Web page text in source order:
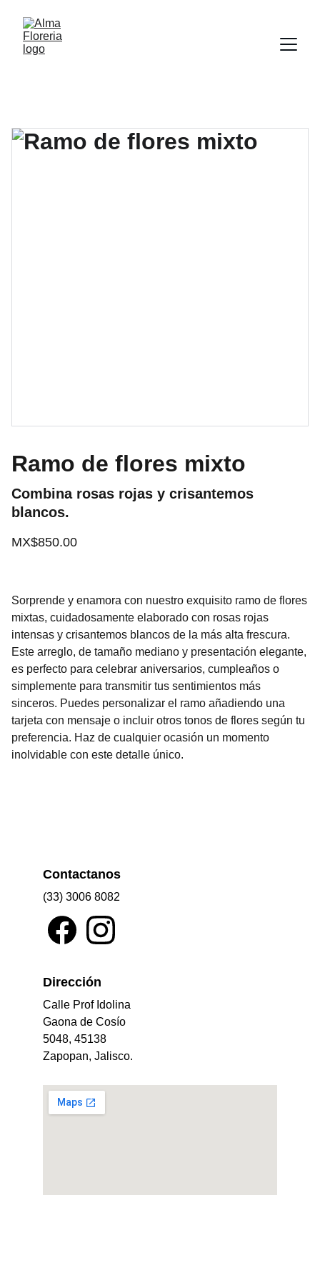
Ramo de flores mixto
Combina rosas rojas y crisantemos
blancos.
MX$850.00
Sorprende y enamora con nuestro exquisito ramo de flores
mixtas, cuidadosamente elaborado con rosas rojas
intensas y crisantemos blancos de la más alta frescura.
Este arreglo, de tamaño mediano y presentación elegante,
es perfecto para celebrar aniversarios, cumpleaños o
simplemente para transmitir tus sentimientos más
sinceros. Puedes personalizar el ramo añadiendo una
tarjeta con mensaje o incluir otros tonos de flores según tu
preferencia. Haz de cualquier ocasión un momento
inolvidable con este detalle único.
Dirección
Calle Prof Idolina
Gaona de Cosío
5048, 45138
Zapopan, Jalisco.
Contactanos
(33) 3006 8082